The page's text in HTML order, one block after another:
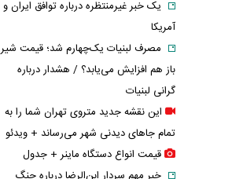
یک خبر غیرمنتظره درباره توافق ایران و
آمریکا
مصرف لبنیات یک‌چهارم شد؛ قیمت شیر
باز هم افزایش می‌یابد؟ / هشدار درباره
گرانی لبنیات
این نقشه جدید متروی تهران شما را به
تمام جاهای دیدنی شهر می‌رساند + ویدئو
قیمت انواع دستگاه ماینر + جدول